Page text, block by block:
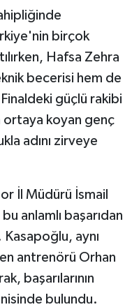
birçok
Hafsa Zehra
becerisi hem de
güçlü rakibi
ortaya koyan genç
adını zirveye
İl Müdürü İsmail
anlamlı başarıdan
aynı
antrenörü Orhan
başarılarının
bulundu.